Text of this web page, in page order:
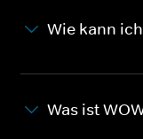
Wie kann
Was ist